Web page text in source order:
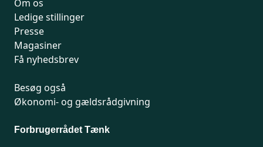
Om os
Ledige stillinger
Presse
Magasiner
Få nyhedsbrev
Besøg også
Økonomi- og gældsrådgivning
Forbrugerrådet Tænk